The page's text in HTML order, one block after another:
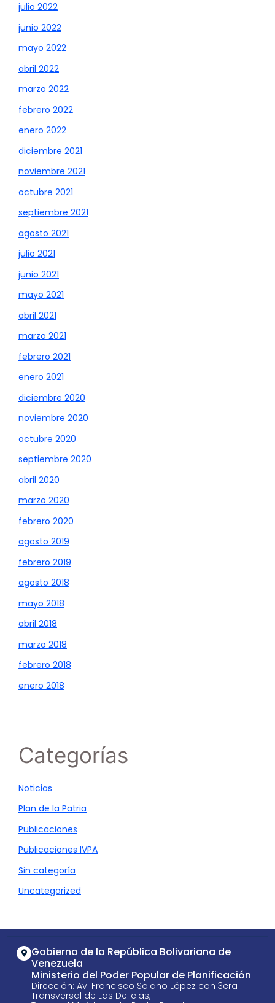
julio 2022
junio 2022
mayo 2022
abril 2022
marzo 2022
febrero 2022
enero 2022
diciembre 2021
noviembre 2021
octubre 2021
septiembre 2021
agosto 2021
julio 2021
junio 2021
mayo 2021
abril 2021
marzo 2021
febrero 2021
enero 2021
diciembre 2020
noviembre 2020
octubre 2020
septiembre 2020
abril 2020
marzo 2020
febrero 2020
agosto 2019
febrero 2019
agosto 2018
mayo 2018
abril 2018
marzo 2018
febrero 2018
enero 2018
Categorías
Noticias
Plan de la Patria
Publicaciones
Publicaciones IVPA
Sin categoría
Uncategorized
Gobierno de la República Bolivariana de
Venezuela
Ministerio del Poder Popular de Planificación
Dirección: Av. Francisco Solano López con 3era
Transversal de Las Delicias,